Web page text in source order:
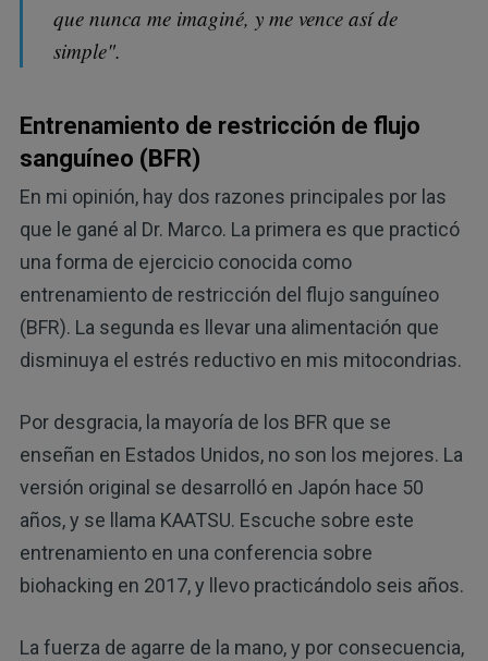
que nunca me imaginé, y me vence así de
simple".
Entrenamiento de restricción de flujo
sanguíneo (BFR)
En mi opinión, hay dos razones principales por las
que le gané al Dr. Marco. La primera es que practicó
una forma de ejercicio conocida como
entrenamiento de restricción del flujo sanguíneo
(BFR). La segunda es llevar una alimentación que
disminuya el estrés reductivo en mis mitocondrias.
Por desgracia, la mayoría de los BFR que se
enseñan en Estados Unidos, no son los mejores. La
versión original se desarrolló en Japón hace 50
años, y se llama KAATSU. Escuche sobre este
entrenamiento en una conferencia sobre
biohacking en 2017, y llevo practicándolo seis años.
La fuerza de agarre de la mano, y por consecuencia,